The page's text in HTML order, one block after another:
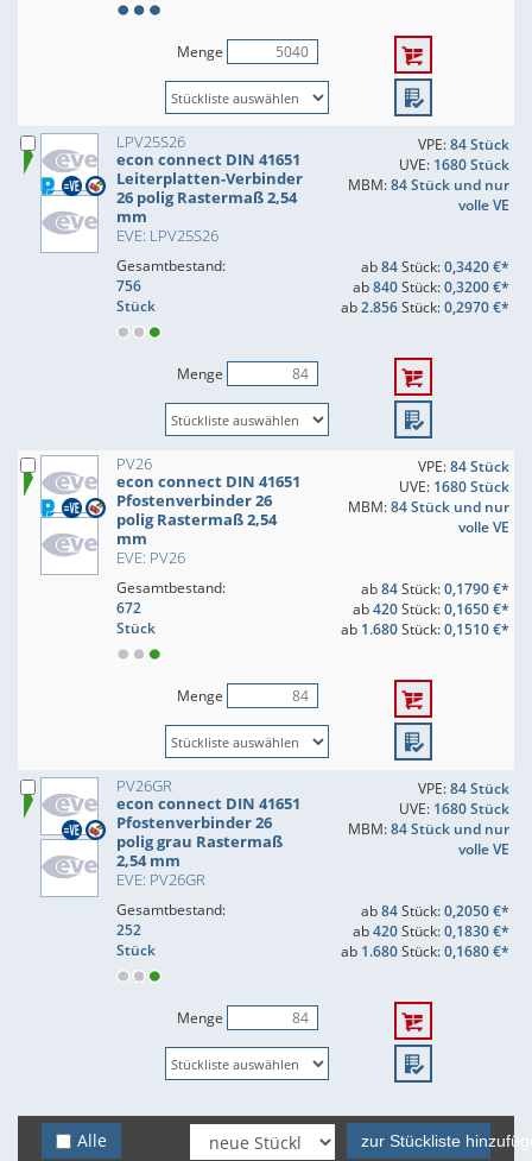
Menge
LPV25S26
econ connect DIN 41651
Leiterplatten-Verbinder
26 polig Rastermaß 2,54
mm
EVE: LPV25S26
VPE:84 Stück
UVE: 1680 Stück
MBM:84 Stück und nur
volle VE
Gesamtbestand:
756
Stück
ab84Stück:0,3420 €*
ab840Stück:0,3200 €*
ab2.856Stück:0,2970 €*
Menge
PV26
econ connect DIN 41651
Pfostenverbinder 26
polig Rastermaß 2,54
mm
EVE: PV26
VPE:84 Stück
UVE: 1680 Stück
MBM:84 Stück und nur
volle VE
Gesamtbestand:
672
Stück
ab84Stück:0,1790 €*
ab420Stück:0,1650 €*
ab 1.680Stück:0,1510 €*
Menge
PV26GR
econ connect DIN 41651
Pfostenverbinder 26
polig grau Rastermaß
2,54 mm
EVE: PV26GR
VPE:84 Stück
UVE: 1680 Stück
MBM:84 Stück und nur
volle VE
Gesamtbestand:
252
Stück
ab84Stück:0,2050 €*
ab420Stück:0,1830 €*
ab 1.680Stück:0,1680 €*
Menge
Alle zur Stückliste